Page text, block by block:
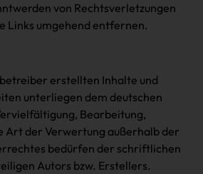
von Rechtsverletzungen
Links umgehend entfernen.
erstellten Inhalte und
unterliegen dem deutschen
Bearbeitung,
Art der Verwertung außerhalb der
bedürfen der schriftlichen
Autors bzw. Erstellers.